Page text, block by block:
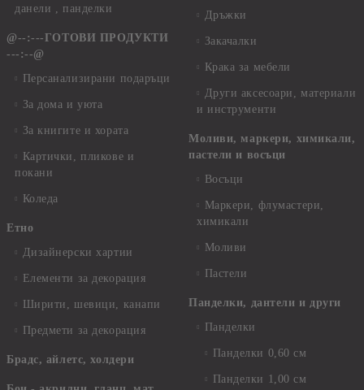
данели , панделки
@--:---ГОТОВИ ПРОДУКТИ
---:--@
Персанализирани подаръци
За дома и уюта
За книгите и хората
Картички, пликове и
покани
Коледа
Етно
Дизайнерски хартии
Елементи за декорация
Ширити, шевици, канапи
Предмети за декорация
Брадс, айлетс, холдери
Дръжки
Закачалки
Крака за мебели
Други аксесоари, материали
и инструменти
Моливи, маркери, химикали,
пастели и восъци
Восъци
Маркери, флумастери,
химикали
Моливи
Пастели
Панделки, дантели и други
Панделки
Панделки 0,60 см
Панделки 1,00 см